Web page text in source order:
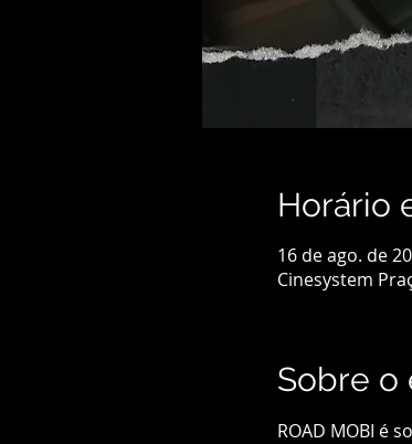
Horário
16 de ago. de
Cinesystem
Sobre o
ROAD MOBI é